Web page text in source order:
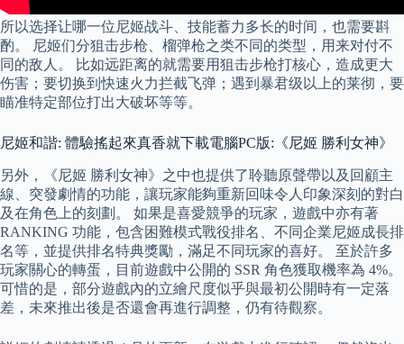
所以选择让哪一位尼姬战斗、技能蓄力多长的时间，也需要斟
酌。 尼姬们分狙击步枪、榴弹枪之类不同的类型，用来对付不
同的敌人。 比如远距离的就需要用狙击步枪打核心，造成更大
伤害；要切换到快速火力拦截飞弹；遇到暴君级以上的莱彻，要
瞄准特定部位打出大破坏等等。
尼姬和諧: 體驗搖起來真香就下載電腦PC版:《尼姬 勝利女神》
另外，《尼姬 勝利女神》之中也提供了聆聽原聲帶以及回顧主
線、突發劇情的功能，讓玩家能夠重新回味令人印象深刻的對白
及在角色上的刻劃。 如果是喜愛競爭的玩家，遊戲中亦有著
RANKING 功能，包含困難模式戰役排名、不同企業尼姬成長排
名等，並提供排名特典獎勵，滿足不同玩家的喜好。 至於許多
玩家關心的轉蛋，目前遊戲中公開的 SSR 角色獲取機率為 4%。
可惜的是，部分遊戲內的立繪尺度似乎與最初公開時有一定落
差，未來推出後是否還會再進行調整，仍有待觀察。